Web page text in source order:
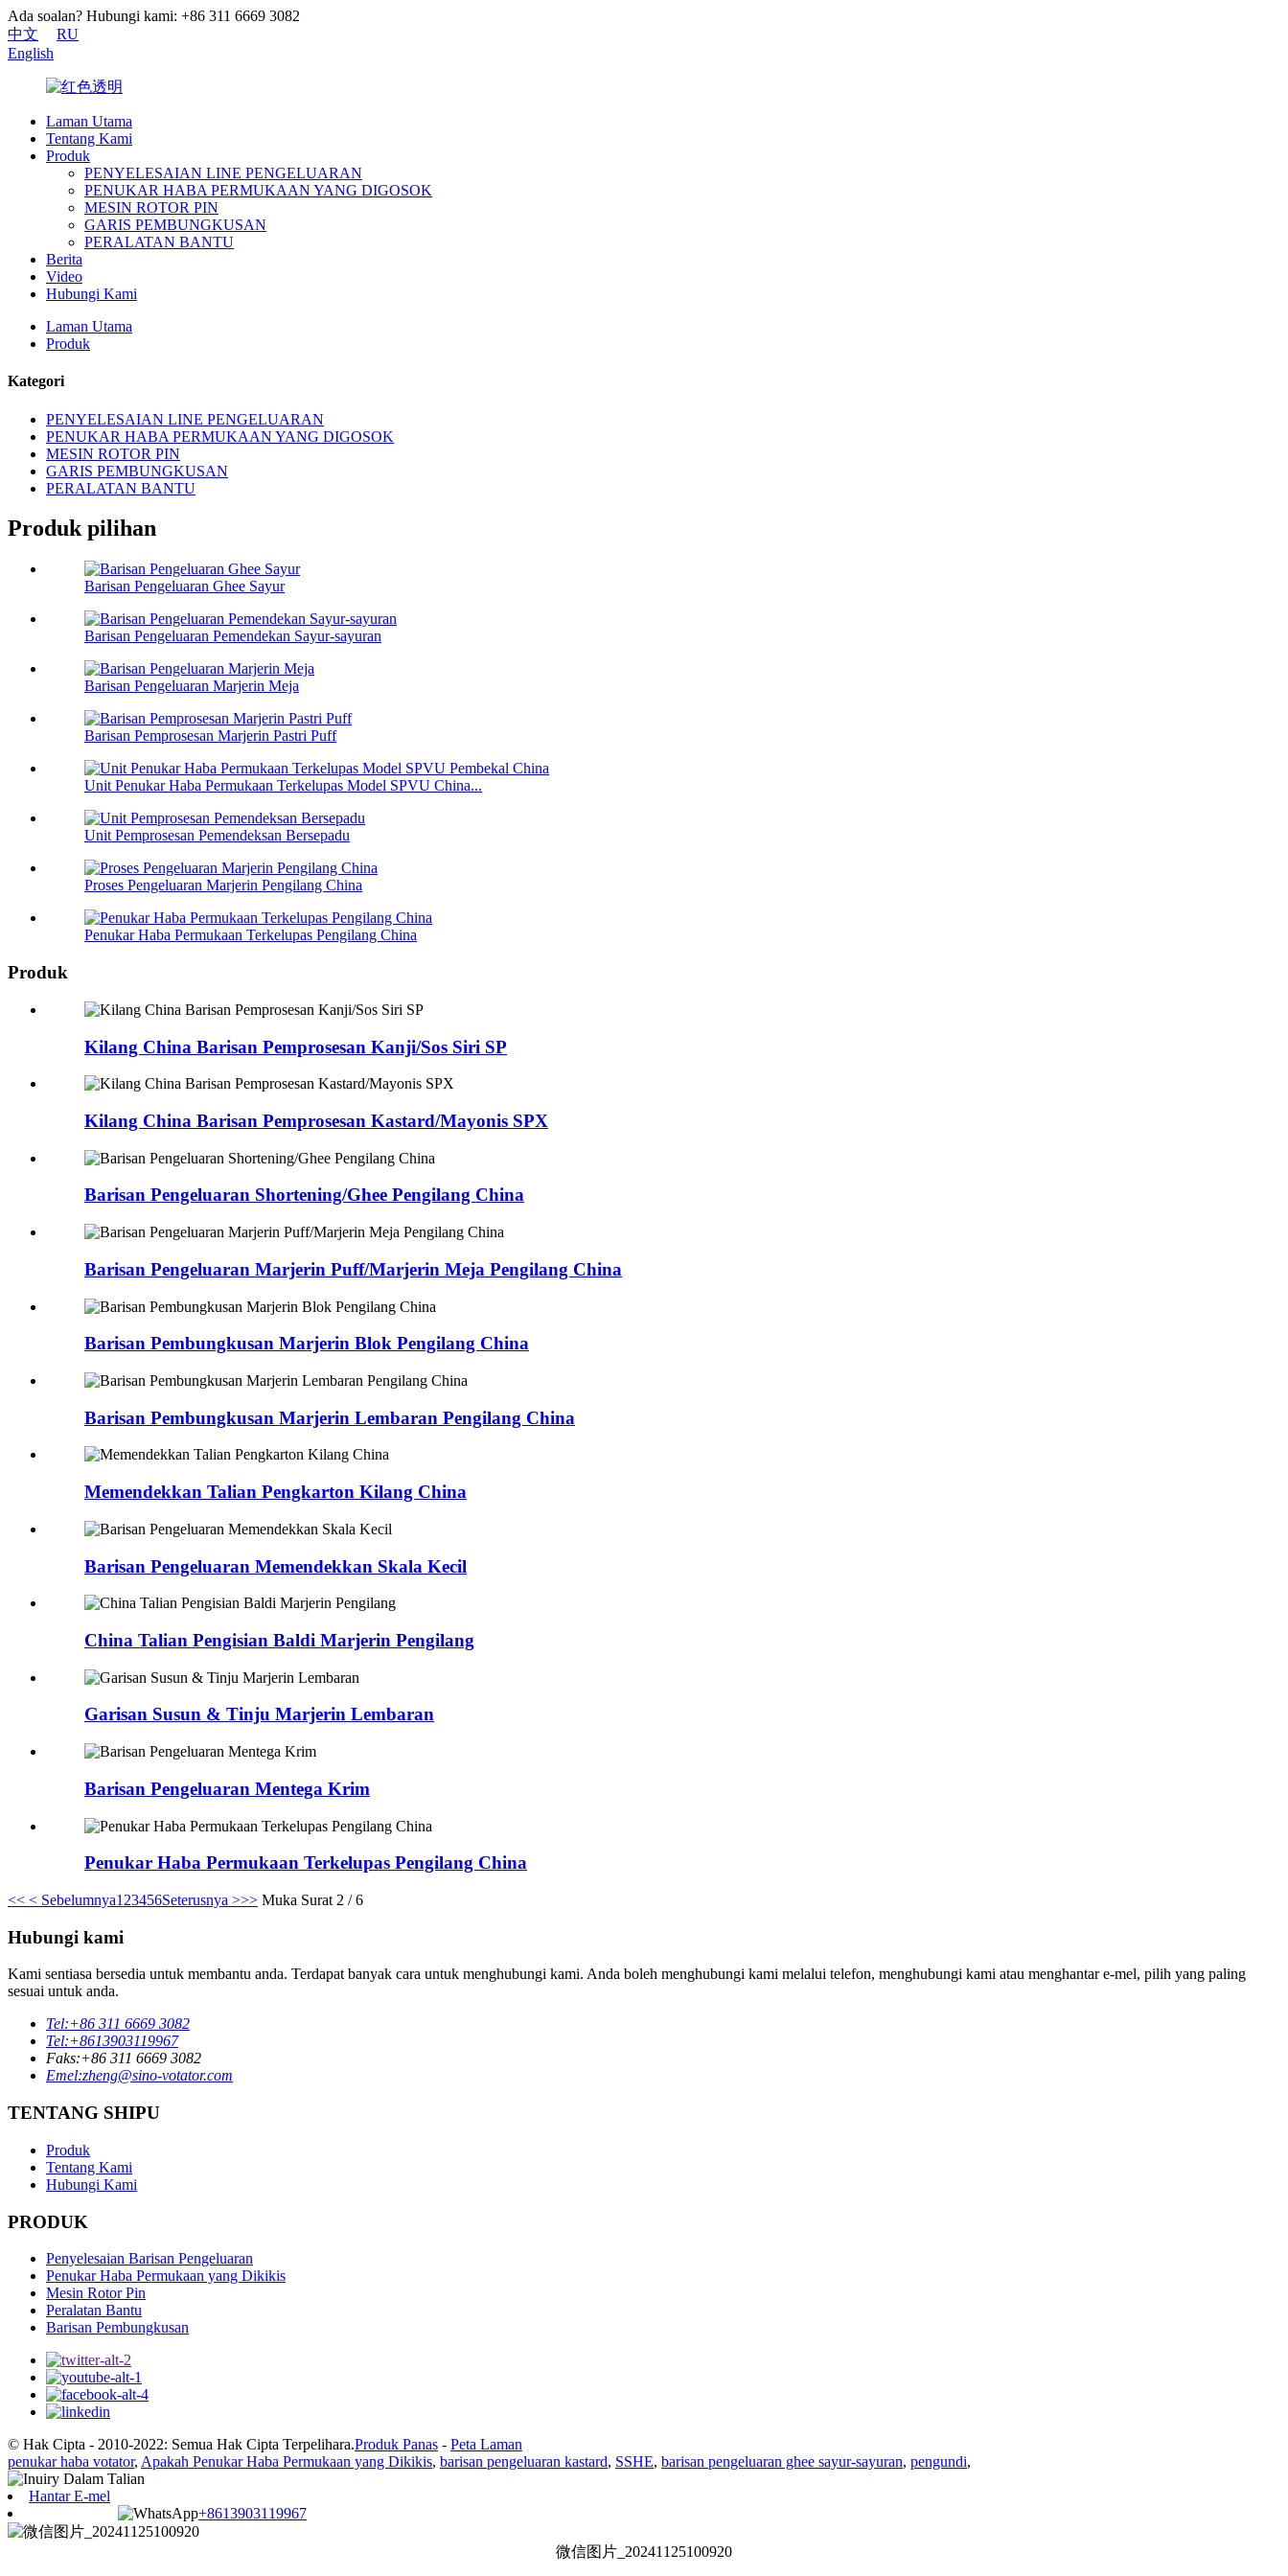
Ada soalan? Hubungi kami: +86 311 6669 3082
中文
RU
English
Laman Utama
Tentang Kami
Produk
PENYELESAIAN LINE PENGELUARAN
PENUKAR HABA PERMUKAAN YANG DIGOSOK
MESIN ROTOR PIN
GARIS PEMBUNGKUSAN
PERALATAN BANTU
Berita
Video
Hubungi Kami
Laman Utama
Produk
Kategori
PENYELESAIAN LINE PENGELUARAN
PENUKAR HABA PERMUKAAN YANG DIGOSOK
MESIN ROTOR PIN
GARIS PEMBUNGKUSAN
PERALATAN BANTU
Produk pilihan
Barisan Pengeluaran Ghee Sayur
Barisan Pengeluaran Pemendekan Sayur-sayuran
Barisan Pengeluaran Marjerin Meja
Barisan Pemprosesan Marjerin Pastri Puff
Unit Penukar Haba Permukaan Terkelupas Model SPVU China...
Unit Pemprosesan Pemendeksan Bersepadu
Proses Pengeluaran Marjerin Pengilang China
Penukar Haba Permukaan Terkelupas Pengilang China
Produk
Kilang China Barisan Pemprosesan Kanji/Sos Siri SP
Kilang China Barisan Pemprosesan Kastard/Mayonis SPX
Barisan Pengeluaran Shortening/Ghee Pengilang China
Barisan Pengeluaran Marjerin Puff/Marjerin Meja Pengilang China
Barisan Pembungkusan Marjerin Blok Pengilang China
Barisan Pembungkusan Marjerin Lembaran Pengilang China
Memendekkan Talian Pengkarton Kilang China
Barisan Pengeluaran Memendekkan Skala Kecil
China Talian Pengisian Baldi Marjerin Pengilang
Garisan Susun & Tinju Marjerin Lembaran
Barisan Pengeluaran Mentega Krim
Penukar Haba Permukaan Terkelupas Pengilang China
<< < Sebelumnya1 23456Seterusnya >>> Muka Surat 2 / 6
Hubungi kami
Kami sentiasa bersedia untuk membantu anda. Terdapat banyak cara untuk menghubungi kami. Anda boleh menghubungi kami melalui telefon, menghubungi kami atau menghantar e-mel, pilih yang paling
sesuai untuk anda.
Tel:+86 311 6669 3082
Tel:+8613903119967
Faks:+86 311 6669 3082
Emel:zheng@sino-votator.com
TENTANG SHIPU
Produk
Tentang Kami
Hubungi Kami
PRODUK
Penyelesaian Barisan Pengeluaran
Penukar Haba Permukaan yang Dikikis
Mesin Rotor Pin
Peralatan Bantu
Barisan Pembungkusan
© Hak Cipta - 2010-2022: Semua Hak Cipta Terpelihara.Produk Panas - Peta Laman
penukar haba votator, Apakah Penukar Haba Permukaan yang Dikikis, barisan pengeluaran kastard, SSHE, barisan pengeluaran ghee sayur-sayuran, pengundi,
Hantar E-mel
+8613903119967
微信图片_20241125100920